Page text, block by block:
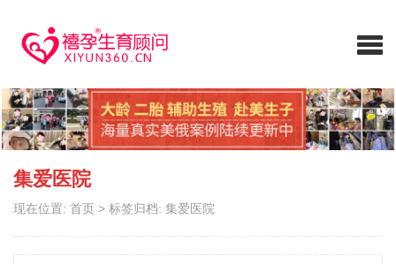
集爱医院
现在位置: 首页 > 标签归档: 集爱医院